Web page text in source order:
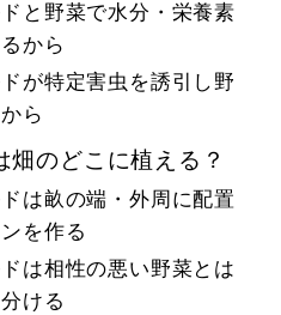
と野菜で水分・栄養素
から
が特定害虫を誘引し野
ら
畑のどこに植える？
は畝の端・外周に配置
を作る
は相性の悪い野菜とは
ける